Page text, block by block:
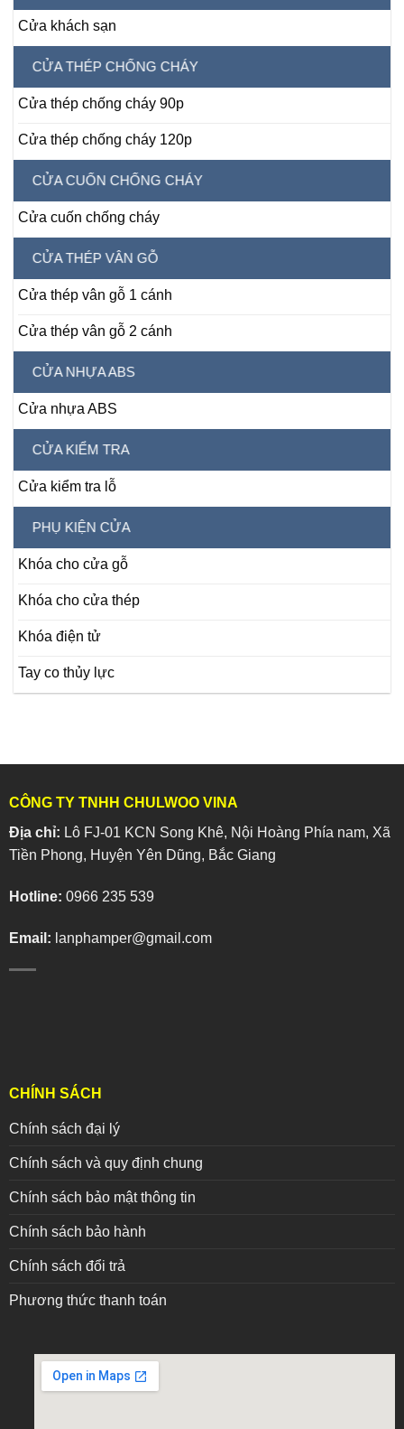
Cửa khách sạn
CỬA THÉP CHỐNG CHÁY
Cửa thép chống cháy 90p
Cửa thép chống cháy 120p
CỬA CUỐN CHỐNG CHÁY
Cửa cuốn chống cháy
CỬA THÉP VÂN GỖ
Cửa thép vân gỗ 1 cánh
Cửa thép vân gỗ 2 cánh
CỬA NHỰA ABS
Cửa nhựa ABS
CỬA KIỂM TRA
Cửa kiểm tra lỗ
PHỤ KIỆN CỬA
Khóa cho cửa gỗ
Khóa cho cửa thép
Khóa điện tử
Tay co thủy lực
CÔNG TY TNHH CHULWOO VINA
Địa chỉ: Lô FJ-01 KCN Song Khê, Nội Hoàng Phía nam, Xã
Tiền Phong, Huyện Yên Dũng, Bắc Giang
Hotline: 0966 235 539
Email: lanphamper@gmail.com
CHÍNH SÁCH
Chính sách đại lý
Chính sách và quy định chung
Chính sách bảo mật thông tin
Chính sách bảo hành
Chính sách đổi trả
Phương thức thanh toán